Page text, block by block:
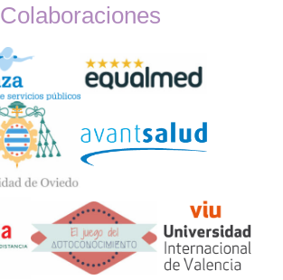
Widget
Logos
Colaboraciones